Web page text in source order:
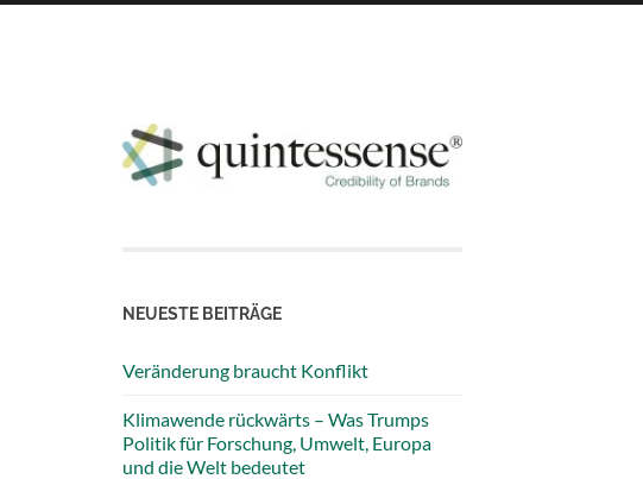
NEUESTE BEITRÄGE
Veränderung braucht Konflikt
Klimawende rückwärts – Was Trumps
Politik für Forschung, Umwelt, Europa
und die Welt bedeutet